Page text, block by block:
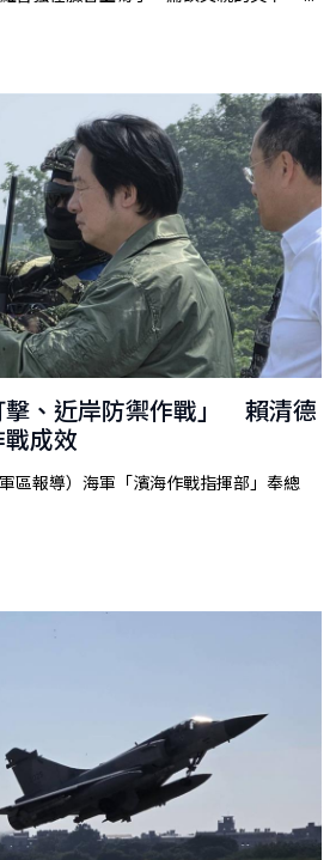
擊、近岸防禦作戰」 賴清德
成效
區報導）海軍「濱海作戰指揮部」奉總